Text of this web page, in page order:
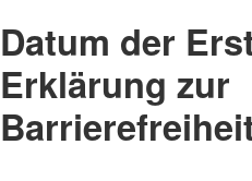
Datum der
Erklärung zur